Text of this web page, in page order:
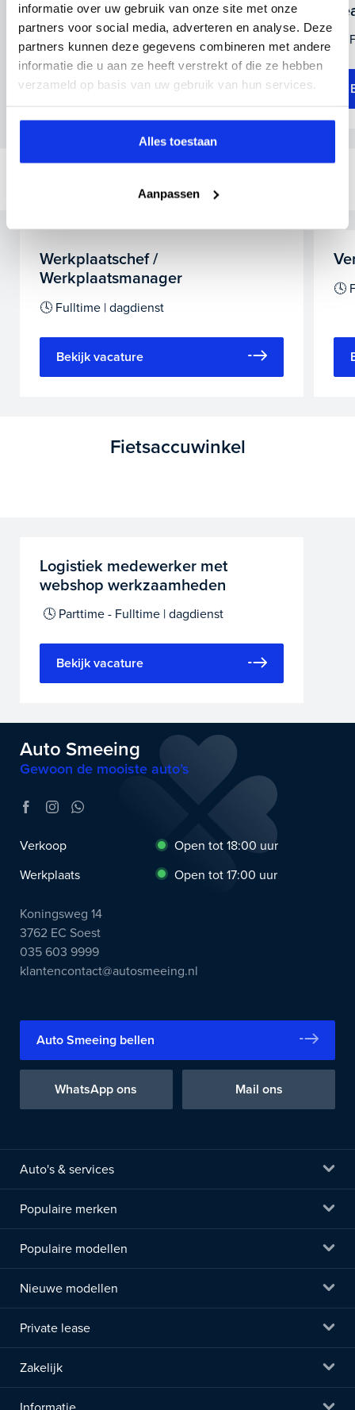
informatie over uw gebruik van onze site met onze
partners voor social media, adverteren en analyse. Deze
partners kunnen deze gegevens combineren met andere
informatie die u aan ze heeft verstrekt of die ze hebben
verzameld op basis van uw gebruik van hun services.
Alles toestaan
Aanpassen
Klantencontact-medewerker
🕓 32-40 uur | dag- en avonddienst
Bekijk vacature
Werkplaatschef /
Werkplaatsmanager
🕓 Fulltime | dagdienst
Bekijk vacature
🕓
Fietsaccuwinkel
Logistiek medewerker met
webshop werkzaamheden
🕓 Parttime - Fulltime | dagdienst
Bekijk vacature
Auto Smeeing
Gewoon de mooiste auto’s
Verkoop
Open tot 18:00 uur
Werkplaats
Open tot 17:00 uur
Koningsweg 14
3762 EC Soest
035 603 9999
klantencontact@autosmeeing.nl
Auto Smeeing bellen
WhatsApp ons Mail ons
Auto's & services
Populaire merken
Populaire modellen
Nieuwe modellen
Private lease
Zakelijk